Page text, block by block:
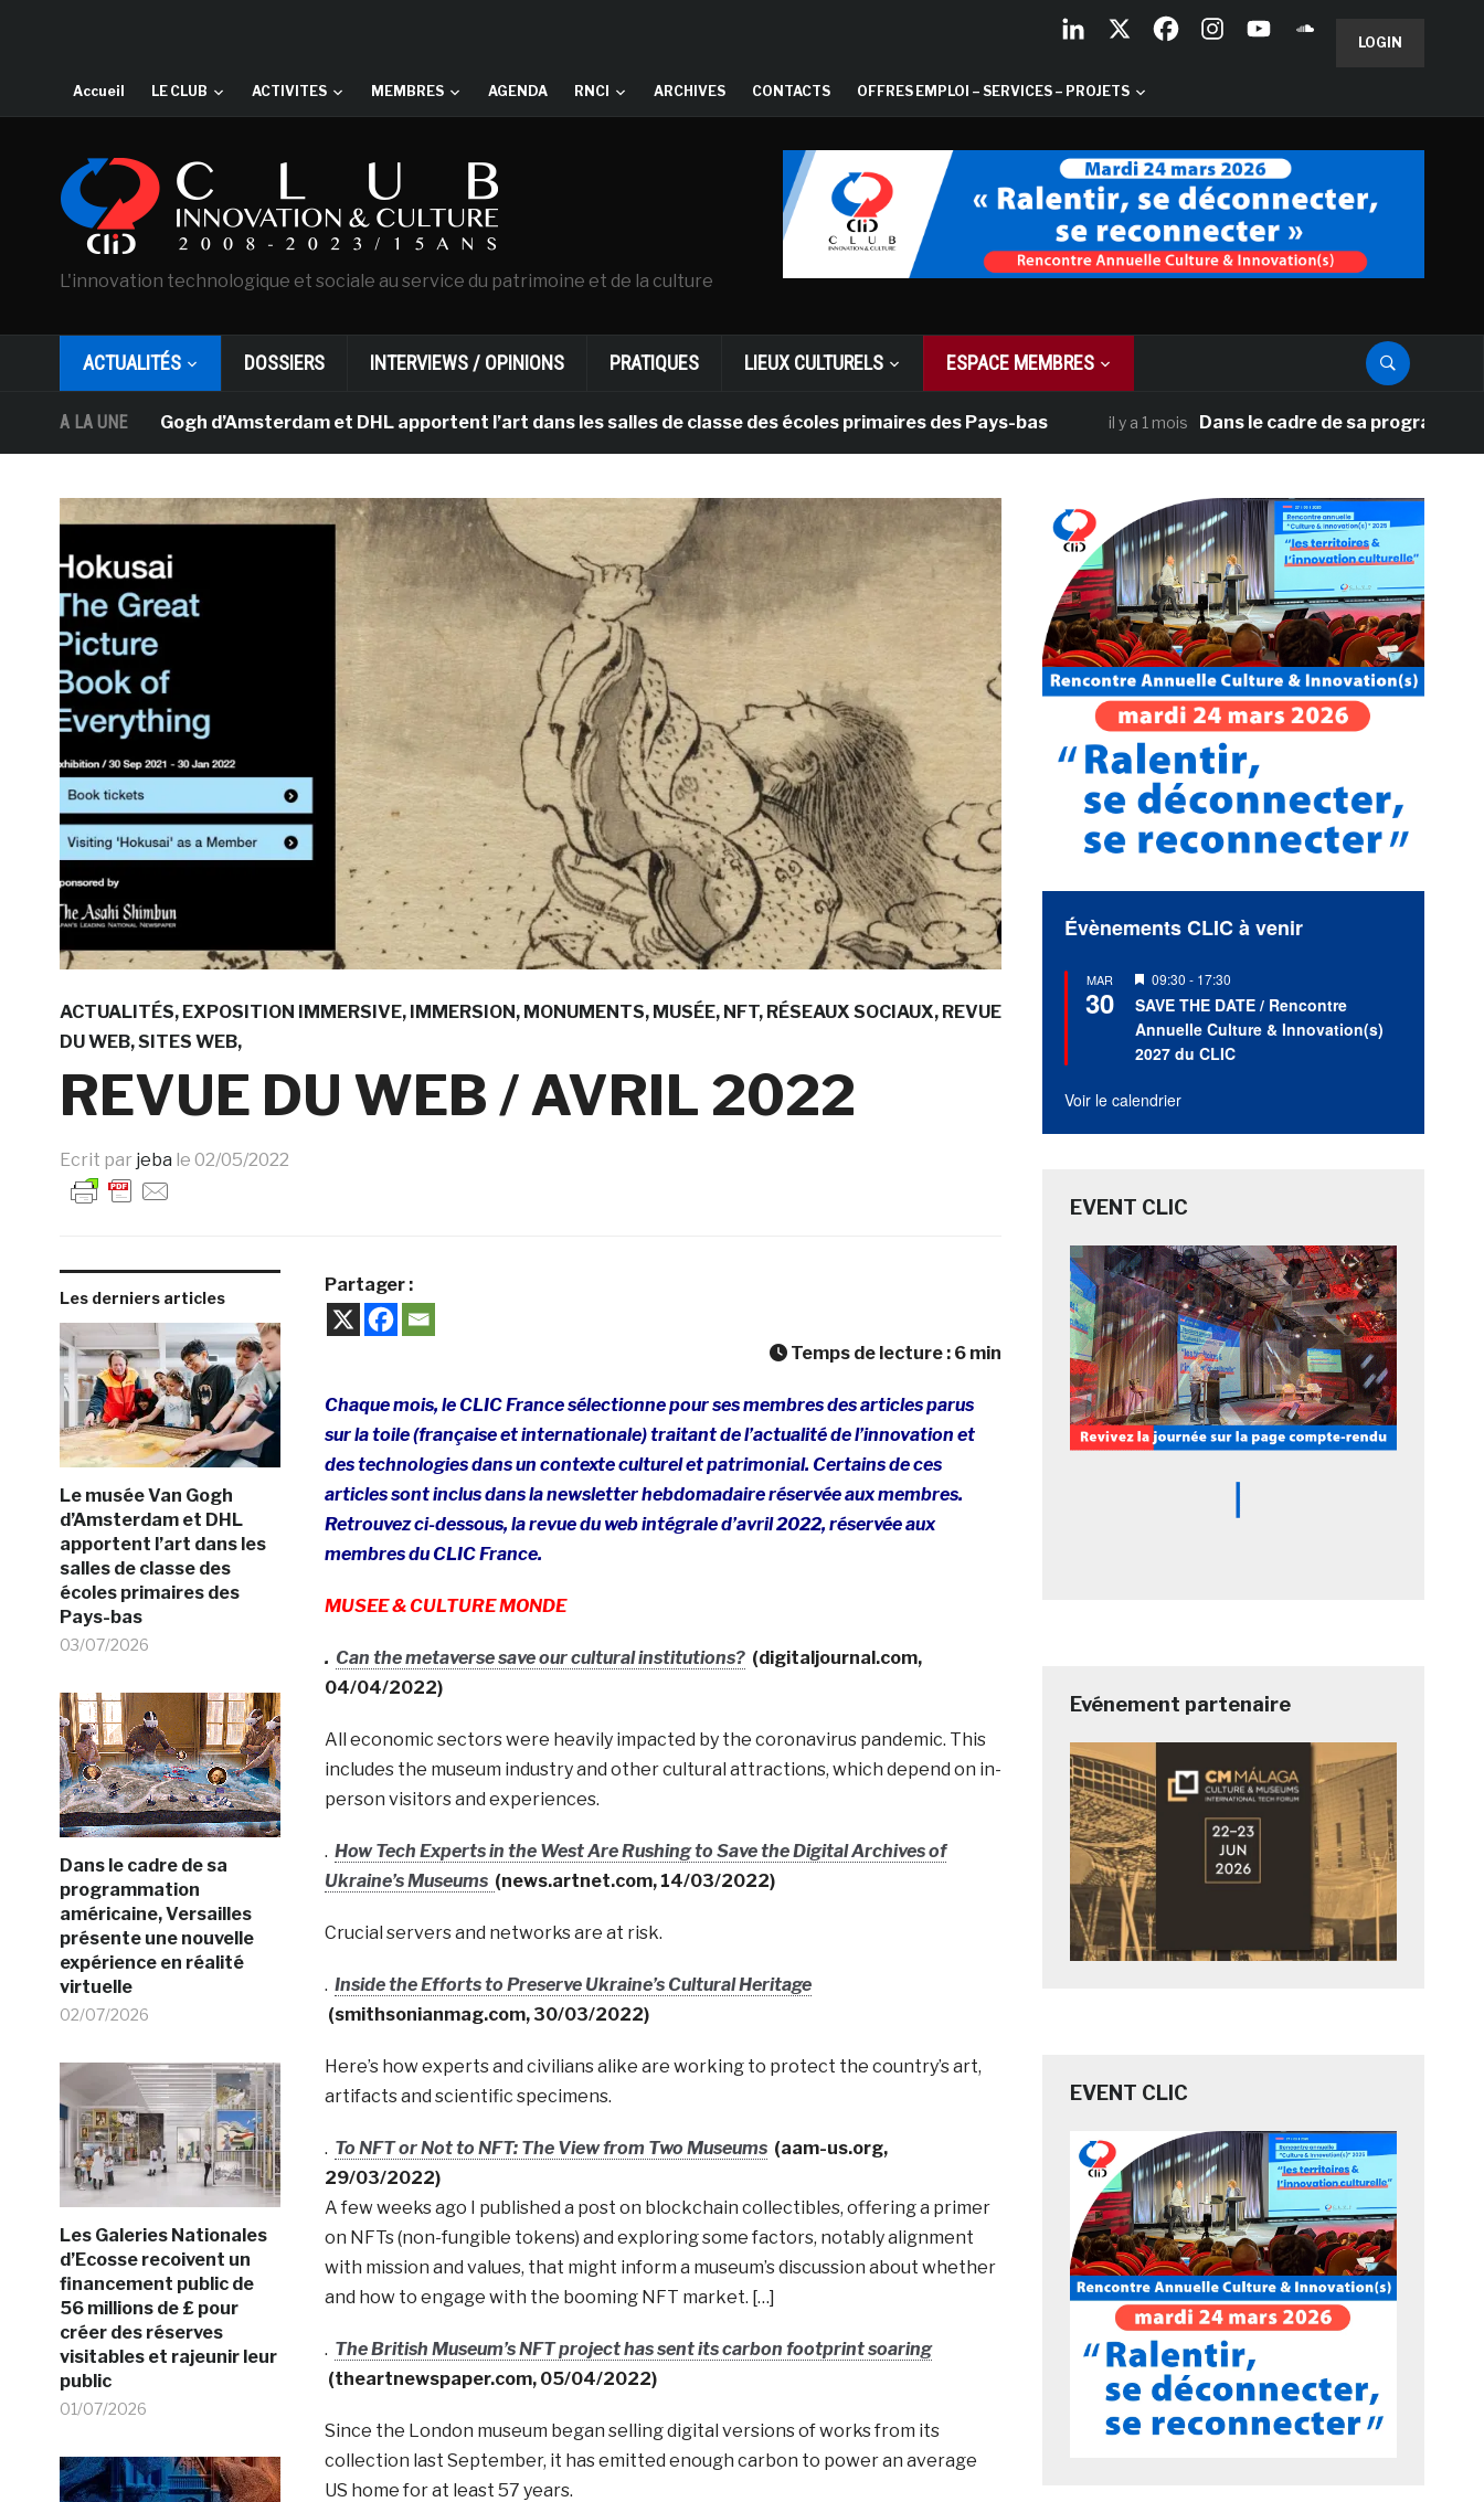
LOGIN
Accueil LE CLUB ACTIVITES MEMBRES AGENDA RNCI ARCHIVES CONTACTS OFFRES EMPLOI – SERVICES – PROJETS
L'innovation technologique et sociale au service du patrimoine et de la culture
ACTUALITÉS DOSSIERS INTERVIEWS / OPINIONS PRATIQUES LIEUX CULTURELS ESPACE MEMBRES
A LA UNE
Van Gogh d’Amsterdam et DHL apportent l’art dans les salles de classe des écoles primaires des Pays-bas il y a 1 mois Dans le cadre de sa programmation
ACTUALITÉS EXPOSITION IMMERSIVE IMMERSION MONUMENTS MUSÉE NFT RÉSEAUX SOCIAUX REVUE
DU WEB SITES WEB
REVUE DU WEB / AVRIL 2022
Ecrit par jeba le 02/05/2022
Les derniers articles
Le musée Van Gogh
d’Amsterdam et DHL
apportent l’art dans les
salles de classe des
écoles primaires des
Pays-bas
03/07/2026
Dans le cadre de sa
programmation
américaine, Versailles
présente une nouvelle
expérience en réalité
virtuelle
02/07/2026
Les Galeries Nationales
d’Ecosse recoivent un
financement public de
56 millions de £ pour
créer des réserves
visitables et rajeunir leur
public
01/07/2026
Partager :
Temps de lecture : 6 min
Chaque mois, le CLIC France sélectionne pour ses membres des articles parus
sur la toile (française et internationale) traitant de l’actualité de l’innovation et
des technologies dans un contexte culturel et patrimonial. Certains de ces
articles sont inclus dans la newsletter hebdomadaire réservée aux membres.
Retrouvez ci-dessous, la revue du web intégrale d’avril 2022, réservée aux
membres du CLIC France.
MUSEE & CULTURE MONDE
. Can the metaverse save our cultural institutions? (digitaljournal.com,
04/04/2022)
All economic sectors were heavily impacted by the coronavirus pandemic. This
includes the museum industry and other cultural attractions, which depend on in-
person visitors and experiences.
. How Tech Experts in the West Are Rushing to Save the Digital Archives of
Ukraine’s Museums (news.artnet.com, 14/03/2022)
Crucial servers and networks are at risk.
. Inside the Efforts to Preserve Ukraine’s Cultural Heritage
(smithsonianmag.com, 30/03/2022)
Here’s how experts and civilians alike are working to protect the country’s art,
artifacts and scientific specimens.
. To NFT or Not to NFT: The View from Two Museums (aam-us.org,
29/03/2022)
A few weeks ago I published a post on blockchain collectibles, offering a primer
on NFTs (non-fungible tokens) and exploring some factors, notably alignment
with mission and values, that might inform a museum’s discussion about whether
and how to engage with the booming NFT market. […]
. The British Museum’s NFT project has sent its carbon footprint soaring
(theartnewspaper.com, 05/04/2022)
Since the London museum began selling digital versions of works from its
collection last September, it has emitted enough carbon to power an average
US home for at least 57 years.
Évènements CLIC à venir
MAR
30
Mis
en
avant
09:30 - 17:30
SAVE THE DATE / Rencontre
Annuelle Culture & Innovation(s)
2027 du CLIC
Voir le calendrier
EVENT CLIC
Evénement partenaire
EVENT CLIC